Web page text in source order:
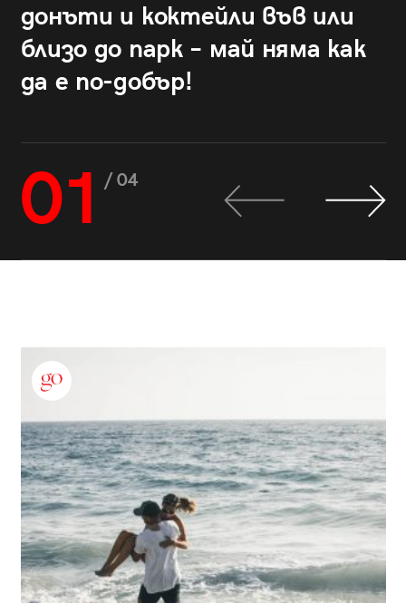
донъти и коктейли във или
близо до парк – май няма как
да е по-добър!
01 / 04